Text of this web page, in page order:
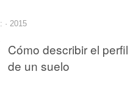
: · 2015
Cómo describir el perfil
de un suelo